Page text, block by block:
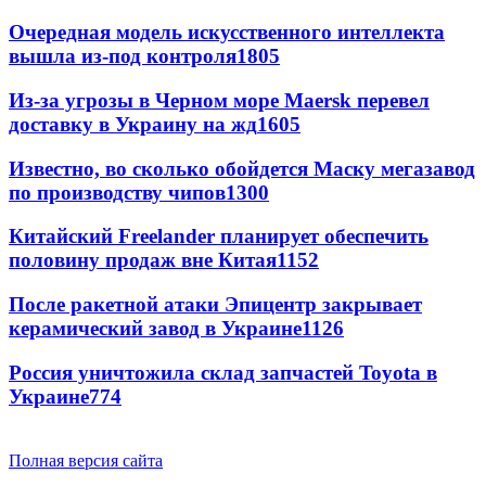
Очередная модель искусственного интеллекта
вышла из-под контроля1805
Из-за угрозы в Черном море Maersk перевел
доставку в Украину на жд1605
Известно, во сколько обойдется Маску мегазавод
по производству чипов1300
Китайский Freelander планирует обеспечить
половину продаж вне Китая1152
После ракетной атаки Эпицентр закрывает
керамический завод в Украине1126
Россия уничтожила склад запчастей Toyota в
Украине774
Полная версия сайта